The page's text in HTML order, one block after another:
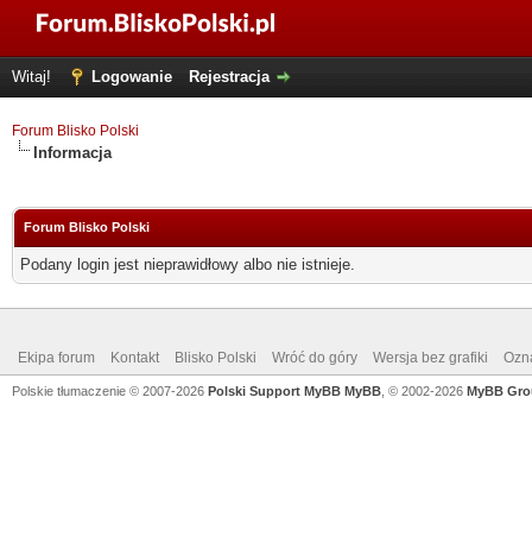
Witaj! Logowanie Rejestracja
Forum Blisko Polski
Informacja
Forum Blisko Polski
Podany login jest nieprawidłowy albo nie istnieje.
Ekipa forum Kontakt Blisko Polski Wróć do góry Wersja bez grafiki
Polskie tłumaczenie © 2007-2026 Polski Support MyBB MyBB , © 2002-2026 MyBB